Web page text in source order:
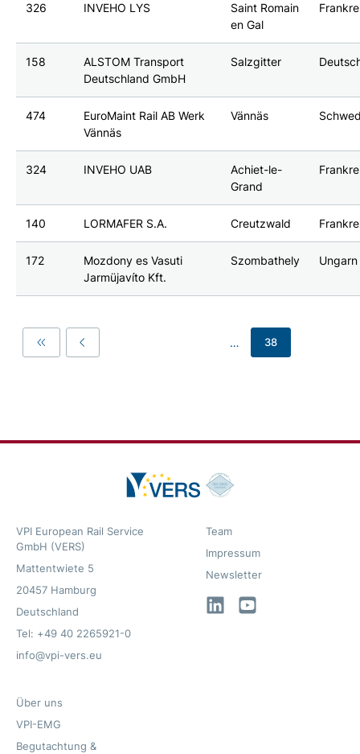
326 INVEHO LYS
Saint Romain
en Gal
158
ALSTOM Transport
Deutschland GmbH
Salzgitter
474
EuroMaint Rail AB Werk
Vännäs
Vännäs
324 INVEHO UAB
Achiet-le-
Grand
140 LORMAFER S.A. Creutzwald
172
Mozdony es Vasuti
Jarmüjavíto Kft.
Szombathely Ungarn
First Previous
… 38
VPI European Rail Service
GmbH (VERS)
Mattentwiete 5
20457 Hamburg
Deutschland
Tel: +49 40 2265921-0
info@vpi-vers.eu
Team
Impressum
Newsletter
LinkedInYouTube
Über uns
VPI-EMG
Begutachtung &